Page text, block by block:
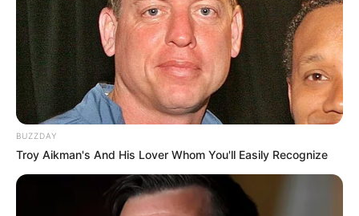
ΒΟΗΘΑΤΕ
ΥΠΟΣΤΗΡΙΞΤΕ ΤΟΝ ΑΓΩΝΑ ΜΑΣ
Επισκεφτείτετο κανάλι μου στο youtubeαν
ψάχνετε πραγματικά να βρείτε την αλήθεια… Η
BUZZDAY
Troy Aikman's And His Lover Whom You'll Easily Recognize